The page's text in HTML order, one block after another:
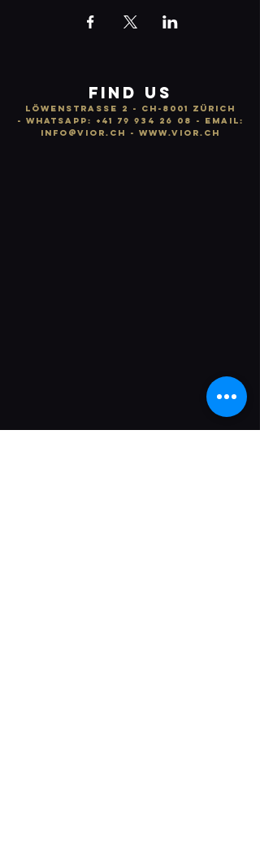
FIND US
LÖWENSTRASSE 2 - CH-8001 ZÜRICH
- WhatsApp: +41 79 934 26 08
- email:
info @vior.ch - www.vior.ch